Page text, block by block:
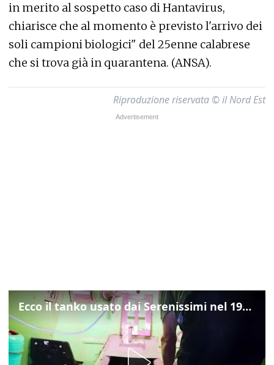
in merito al sospetto caso di Hantavirus,
chiarisce che al momento è previsto l'arrivo dei
soli campioni biologici" del 25enne calabrese
che si trova già in quarantena. (ANSA).
Riproduzione riservata © il Nord Est
Ecco il tanko usato dai Serenissimi nel 1997 per il blitz a San Marco